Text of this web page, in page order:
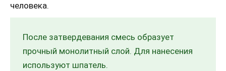
человека.
После затвердевания смесь образует
прочный монолитный слой. Для нанесения
используют шпатель.